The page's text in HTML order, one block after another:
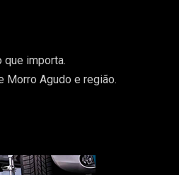
que importa.
Morro Agudo e região.